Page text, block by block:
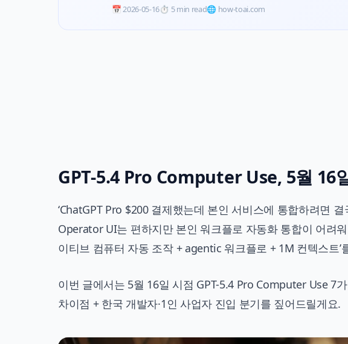
📅2026-05-16⏱️ 5 min read🌐 how-toai.com
GPT-5.4 Pro Computer Use, 5월 16
‘ChatGPT Pro $200 결제했는데 본인 서비스에 통합하려면
Operator UI는 편하지만 본인 워크플로 자동화 통합이 어려
이티브 컴퓨터 자동 조작 + agentic 워크플로 + 1M 컨텍스트’
이번 글에서는 5월 16일 시점 GPT-5.4 Pro Computer Use 7
차이점 + 한국 개발자·1인 사업자 진입 분기를 짚어드릴게요.